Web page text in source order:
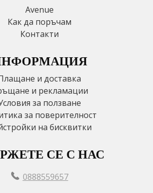
Avenue
Как да поръчам
Контакти
и доставка
и рекламации
за ползване
за поверителност
на бисквитки
СЕ С НАС
0888559657